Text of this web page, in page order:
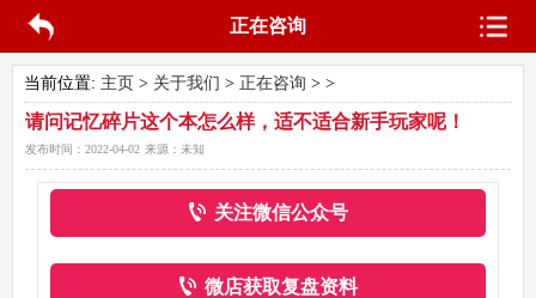
正在咨询
当前位置: 主页 > 关于我们 > 正在咨询 > >
请问记忆碎片这个本怎么样，适不适合新手玩家呢！
发布时间： 2022-04-02 来源： 未知
关注微信公众号
微店获取复盘资料